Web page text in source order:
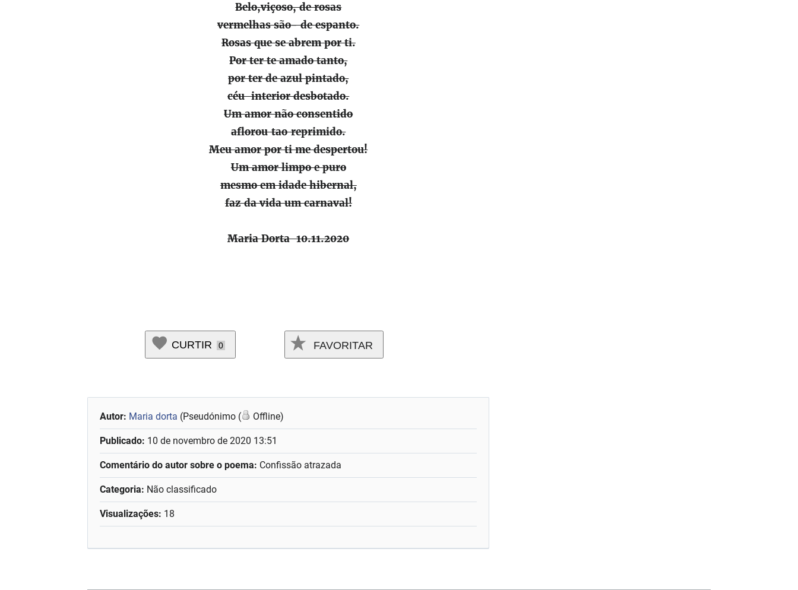
Belo,viçoso, de rosas
vermelhas são- de espanto.
Rosas que se abrem por ti.
Por ter te amado tanto,
por ter de azul pintado,
céu interior desbotado.
Um amor não consentido
aflorou tao reprimido.
Meu amor por ti me despertou!
Um amor limpo e puro
mesmo em idade hibernal,
faz da vida um carnaval!
Maria Dorta 10.11.2020
CURTIR 0 FAVORITAR
Autor: Maria dorta (Pseudónimo ( Offline)
Publicado: 10 de novembro de 2020 13:51
Comentário do autor sobre o poema: Confissão atrazada
Categoria: Não classificado
Visualizações: 18